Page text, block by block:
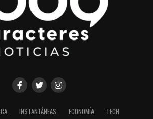
INSTANTÁNEAS ECONOMÍA
TECH